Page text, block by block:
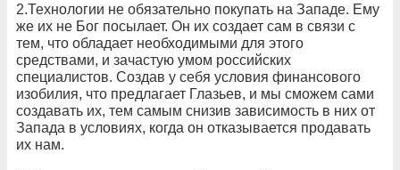
2.Технологии не обязательно покупать на Западе. Ему
же их не Бог посылает. Он их создает сам в связи с
тем, что обладает необходимыми для этого
средствами, и зачастую умом российских
специалистов. Создав у себя условия финансового
изобилия, что предлагает Глазьев, и мы сможем сами
создавать их, тем самым снизив зависимость в них от
Запада в условиях, когда он отказывается продавать
их нам.